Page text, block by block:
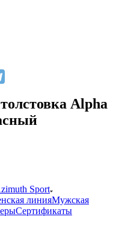
Alpha
Sport
линияМужская
Сертификаты